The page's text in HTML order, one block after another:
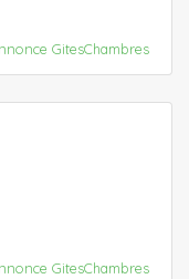
GitesChambres
GitesChambres